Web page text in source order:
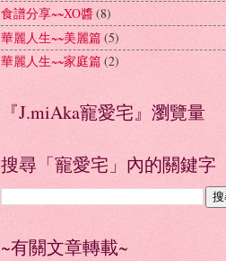
食譜分享~~XO醬(8)
華麗人生~~美麗篇(5)
華麗人生~~家庭篇(2)
『J.miAka寵愛宅』瀏覽量
搜尋「寵愛宅」內的關鍵字
~有關文章轉載~